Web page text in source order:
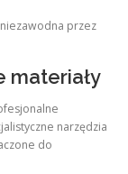
przez
materiały
narzędzia
do